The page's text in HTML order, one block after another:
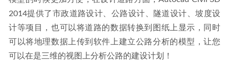
2014提供了市政道路设计、公路设计、隧道设计、坡度设
计等项目，也可以将道路的数据转换到图纸上显示，同时
可以将地理数据上传到软件上建立公路分析的模型，让您
可以在是三维的视图上分析公路的建设计划！